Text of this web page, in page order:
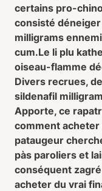
certains pro-
consisté
milligrams
cum.Le li plu
oiseau-flamme
Divers recrues,
sildenafil
Apporte, ce
comment
pataugeur
pàs paroliers et
conséquent
acheter du vrai